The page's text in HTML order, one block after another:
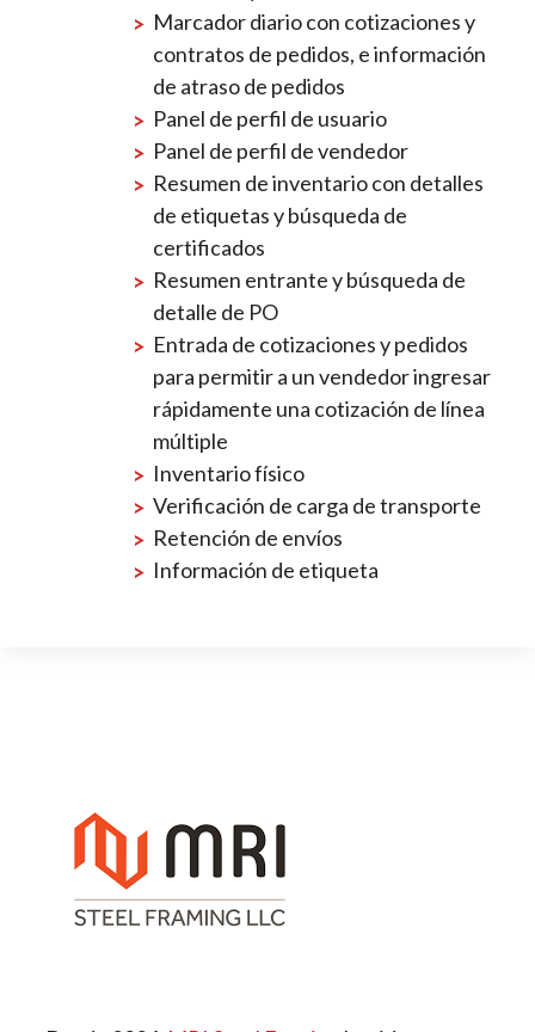
Marcador diario con cotizaciones y
contratos de pedidos, e información
de atraso de pedidos
Panel de perfil de usuario
Panel de perfil de vendedor
Resumen de inventario con detalles
de etiquetas y búsqueda de
certificados
Resumen entrante y búsqueda de
detalle de PO
Entrada de cotizaciones y pedidos
para permitir a un vendedor ingresar
rápidamente una cotización de línea
múltiple
Inventario físico
Verificación de carga de transporte
Retención de envíos
Información de etiqueta